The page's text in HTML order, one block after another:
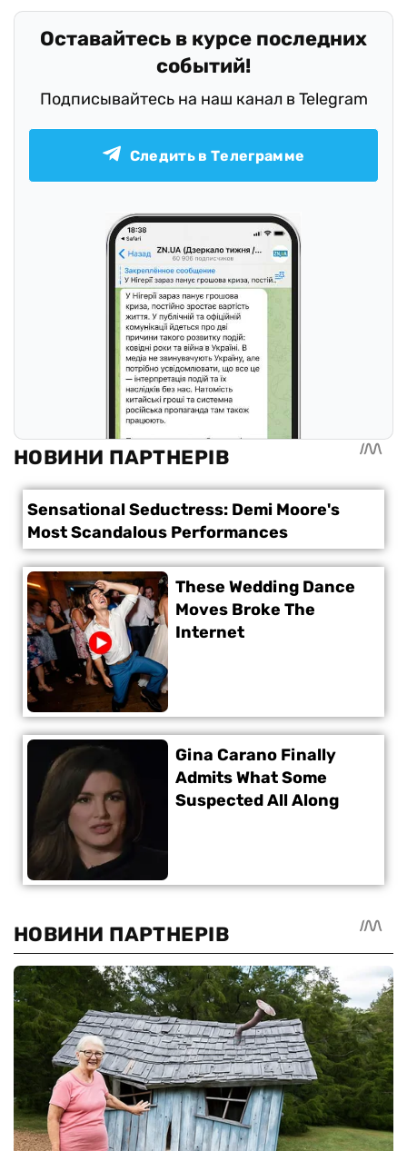
Оставайтесь в курсе последних
событий!
Подписывайтесь на наш канал в Telegram
Следить в Телеграмме